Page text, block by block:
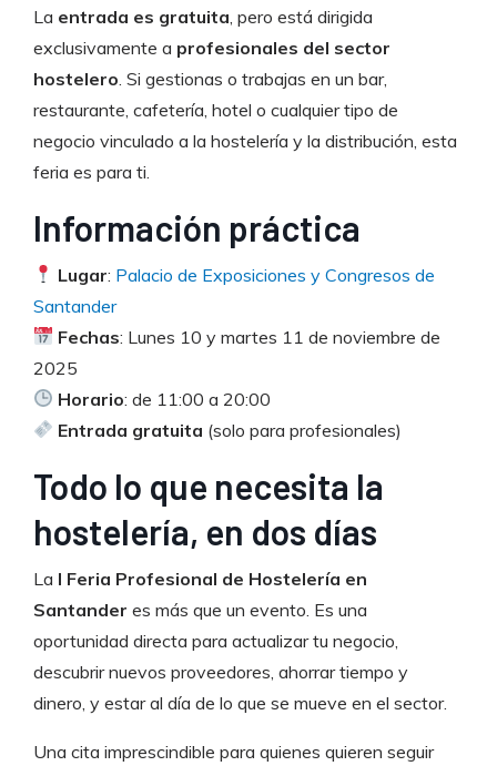
La entrada es gratuita , pero está dirigida
exclusivamente a profesionales del sector
hostelero . Si gestionas o trabajas en un bar,
restaurante, cafetería, hotel o cualquier tipo de
negocio vinculado a la hostelería y la distribución, esta
feria es para ti.
Información práctica
Lugar: Palacio de Exposiciones y Congresos de
Santander
Fechas: Lunes 10 y martes 11 de noviembre de
2025
Horario: de 11:00 a 20:00
Entrada gratuita (solo para profesionales)
Todo lo que necesita la
hostelería, en dos días
La I Feria Profesional de Hostelería en
Santander es más que un evento. Es una
oportunidad directa para actualizar tu negocio,
descubrir nuevos proveedores, ahorrar tiempo y
dinero, y estar al día de lo que se mueve en el sector.
Una cita imprescindible para quienes quieren seguir